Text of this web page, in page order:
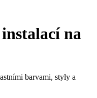
na
barvami, styly a